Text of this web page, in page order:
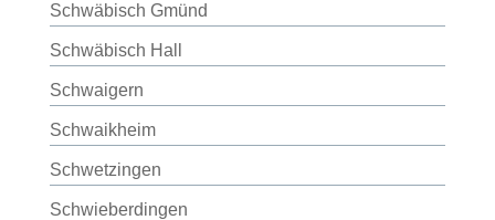
Schwäbisch Gmünd
Schwäbisch Hall
Schwaigern
Schwaikheim
Schwetzingen
Schwieberdingen